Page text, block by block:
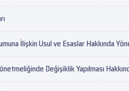
İlişkin Usul ve Esaslar Hakkında
Değişiklik Yapılması